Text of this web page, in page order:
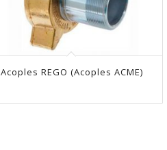
Acoples REGO (Acoples ACME)